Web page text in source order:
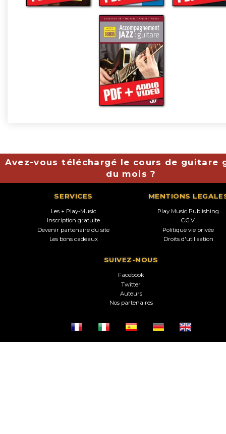
Avez-vous téléchargé le cours de guitare
du mois ?
SERVICES
Les + Play-Music
Inscription gratuite
Devenir partenaire du site
Les bons cadeaux
MENTIONS
Play Music Publishing
C.G.V.
Politique vie privée
Droits d'utilisation
SUIVEZ-NOUS
Facebook
Twitter
Auteurs
Nos partenaires